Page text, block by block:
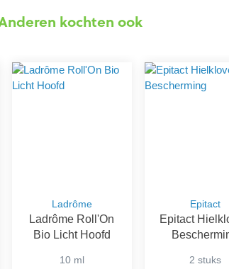
kochten ook
Ladrôme
Ladrôme Roll'On
Bio Licht Hoofd
10 ml
Epitact
Epitact
2 stuks